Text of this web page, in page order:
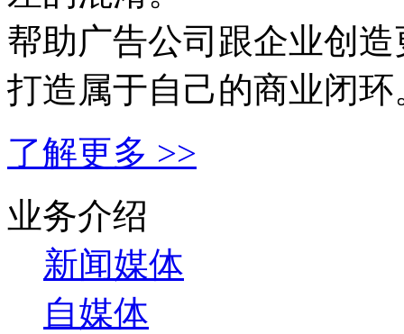
帮助广告公司跟企业创
打造属于自己的商业闭环
了解更多 >>
业务介绍
新闻媒体
自媒体